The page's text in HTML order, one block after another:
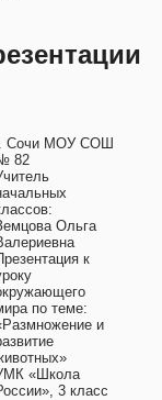
Сочи МОУ СОШ
82
Ольга
к
по теме:
и
«Школа
3 класс